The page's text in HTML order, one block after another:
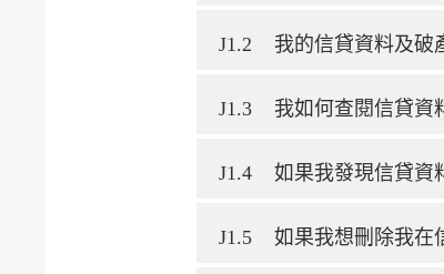
J1.2 我的信貸資料及破
J1.3 我如何查閱信貸資
J1.4 如果我發現信貸資
J1.5 如果我想刪除我在